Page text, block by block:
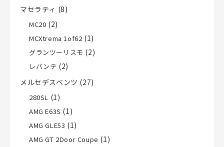
マセラティ (8)
MC20 (2)
MCXtrema 1of62 (1)
グランツーリスモ (2)
レバンテ (2)
メルセデスベンツ (27)
280SL (1)
AMG E63S (1)
AMG GLE53 (1)
AMG GT 2Door Coupe (1)